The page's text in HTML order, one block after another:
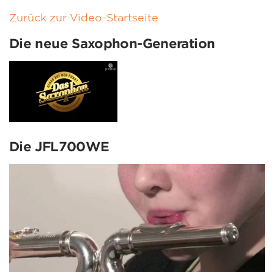
Zurück zur Video-Startseite
Die neue Saxophon-Generation
Die JFL700WE